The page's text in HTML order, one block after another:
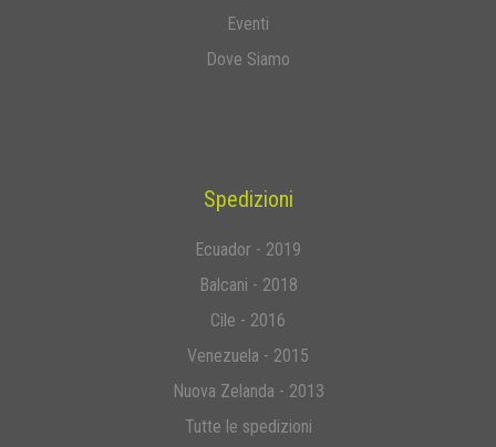
Eventi
Dove Siamo
Spedizioni
Ecuador - 2019
Balcani - 2018
Cile - 2016
Venezuela - 2015
Nuova Zelanda - 2013
Tutte le spedizioni